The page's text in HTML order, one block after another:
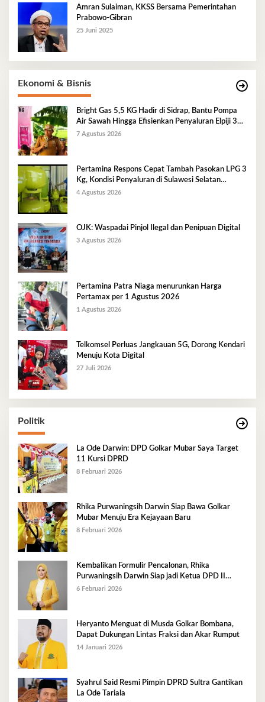
Amran Sulaiman, KKSS Bersama Pemerintahan
Prabowo-Gibran
25 Juni 2025
Ekonomi & Bisnis
Bright Gas 5,5 KG Hadir di Sidrap, Bantu Pompa
Air Sawah Hingga Efisienkan Penyaluran Elpiji 3
Kg
7 Agustus 2026
Pertamina Respons Cepat Tambah Pasokan LPG 3
Kg, Kondisi Penyaluran di Sulawesi Selatan
Berlangsung Kondusif
4 Agustus 2026
OJK: Waspadai Pinjol Ilegal dan Penipuan Digital
3 Agustus 2026
Pertamina Patra Niaga menurunkan Harga
Pertamax per 1 Agustus 2026
1 Agustus 2026
Telkomsel Perluas Jangkauan 5G, Dorong Kendari
Menuju Kota Digital
27 Juli 2026
Politik
La Ode Darwin: DPD Golkar Mubar Saya Target
11 Kursi DPRD
8 Februari 2026
Rhika Purwaningsih Darwin Siap Bawa Golkar
Mubar Menuju Era Kejayaan Baru
8 Februari 2026
Kembalikan Formulir Pencalonan, Rhika
Purwaningsih Darwin Siap jadi Ketua DPD II
Golkar Mubar
6 Februari 2026
Heryanto Menguat di Musda Golkar Bombana,
Dapat Dukungan Lintas Fraksi dan Akar Rumput
14 Januari 2026
Syahrul Said Resmi Pimpin DPRD Sultra Gantikan
La Ode Tariala